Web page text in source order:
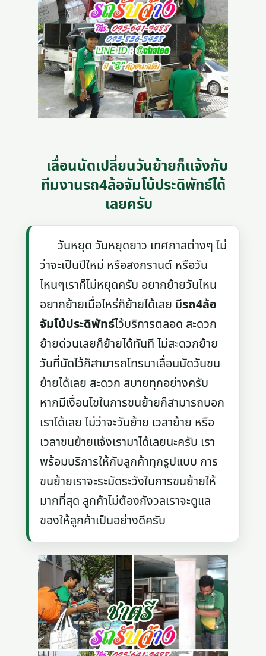
เลื่อนนัดเปลี่ยนวันย้ายก็แจ้งกับ
ทีมงานรถ4ล้อจัมโบ้ประดิพัทธ์ได้
เลยครับ
วันหยุด วันหยุดยาว เทศกาลต่างๆ ไม่
ว่าจะเป็นปีใหม่ หรือสงกรานต์ หรือวัน
ไหนๆเราก็ไม่หยุดครับ อยากย้ายวันไหน
อยากย้ายเมื่อไหร่ก็ย้ายได้เลย มีรถ4ล้อ
จัมโบ้ประดิพัทธ์ไว้บริการตลอด สะดวก
ย้ายด่วนเลยก็ย้ายได้ทันที ไม่สะดวกย้าย
วันที่นัดไว้ก็สามารถโทรมาเลื่อนนัดวันขน
ย้ายได้เลย สะดวก สบายทุกอย่างครับ
หากมีเงื่อนไขในการขนย้ายก็สามารถบอก
เราได้เลย ไม่ว่าจะวันย้าย เวลาย้าย หรือ
เวลาขนย้ายแจ้งเรามาได้เลยนะครับ เรา
พร้อมบริการให้กับลูกค้าทุกรูปแบบ การ
ขนย้ายเราจะระมัดระวังในการขนย้ายให้
มากที่สุด ลูกค้าไม่ต้องกังวลเราจะดูแล
ของให้ลูกค้าเป็นอย่างดีครับ